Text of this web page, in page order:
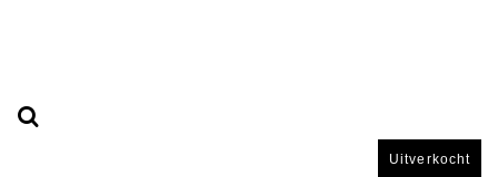
Uitverkocht